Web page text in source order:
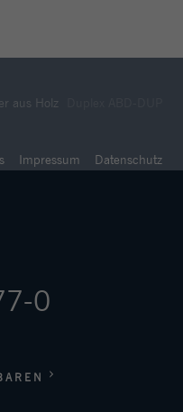
aus Holz
Impressum Datenschutz
0